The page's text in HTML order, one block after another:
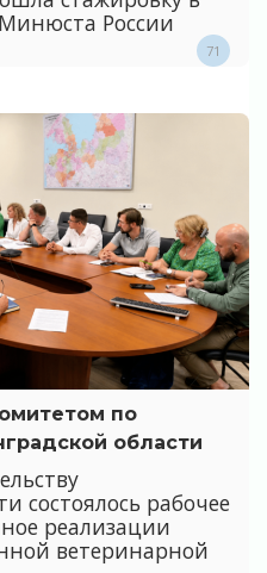
России
71
по
области
состоялось рабочее
реализации
ветеринарной